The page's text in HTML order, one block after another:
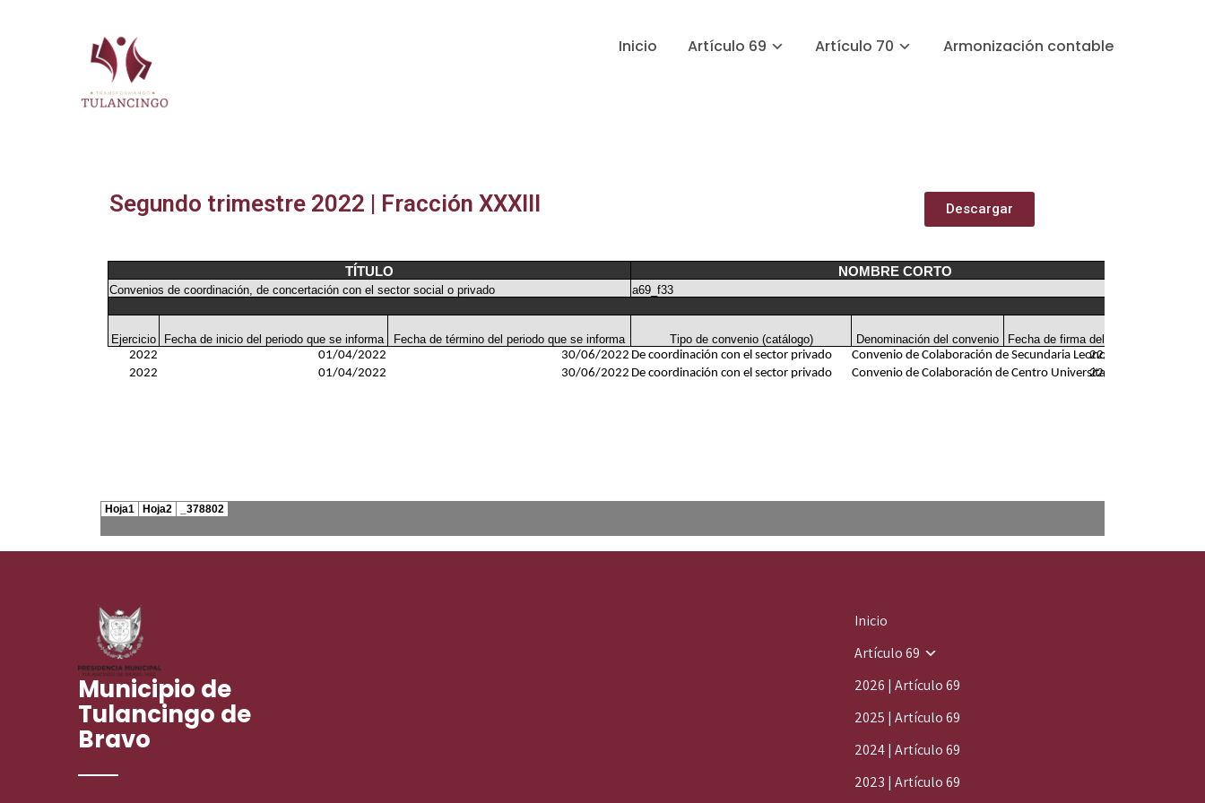
Inicio Artículo 69 Artículo 70 Armonización contable
Segundo trimestre 2022 | Fracción XXXIII Descargar
Municipio de
Tulancingo de
Bravo
Inicio
Artículo 69
2026 | Artículo 69
2025 | Artículo 69
2024 | Artículo 69
2023 | Artículo 69